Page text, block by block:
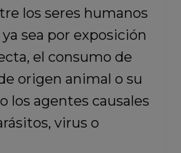
los seres humanos
sea por exposición
el consumo de
origen animal o su
los agentes causales
virus o